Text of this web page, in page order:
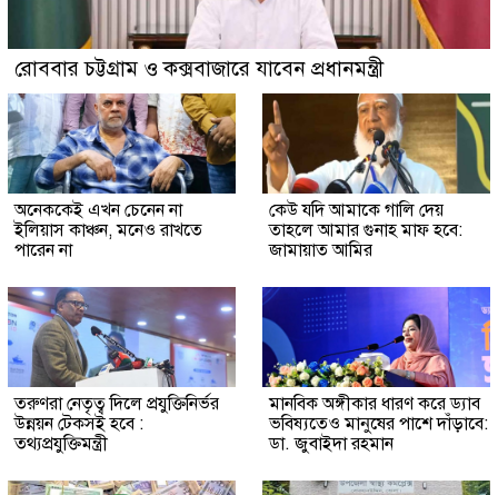
রোববার চট্টগ্রাম ও কক্সবাজারে যাবেন প্রধানমন্ত্রী
অনেককেই এখন চেনেন না
ইলিয়াস কাঞ্চন, মনেও রাখতে
পারেন না
কেউ যদি আমাকে গালি দেয়
তাহলে আমার গুনাহ মাফ হবে:
জামায়াত আমির
তরুণরা নেতৃত্ব দিলে প্রযুক্তিনির্ভর
উন্নয়ন টেকসই হবে :
তথ্যপ্রযুক্তিমন্ত্রী
মানবিক অঙ্গীকার ধারণ করে ড্যাব
ভবিষ্যতেও মানুষের পাশে দাঁড়াবে:
ডা. জুবাইদা রহমান